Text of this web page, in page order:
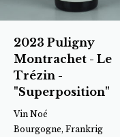
2023 Puligny
Montrachet - Le
Trézin -
"Superposition"
Vin Noé
Bourgogne, Frankrig